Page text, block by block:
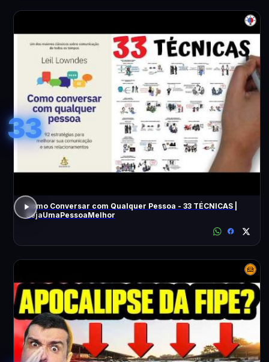
33
Como Conversar com Qualquer Pessoa - 33 TÉCNICAS |
SejaUmaPessoaMelhor